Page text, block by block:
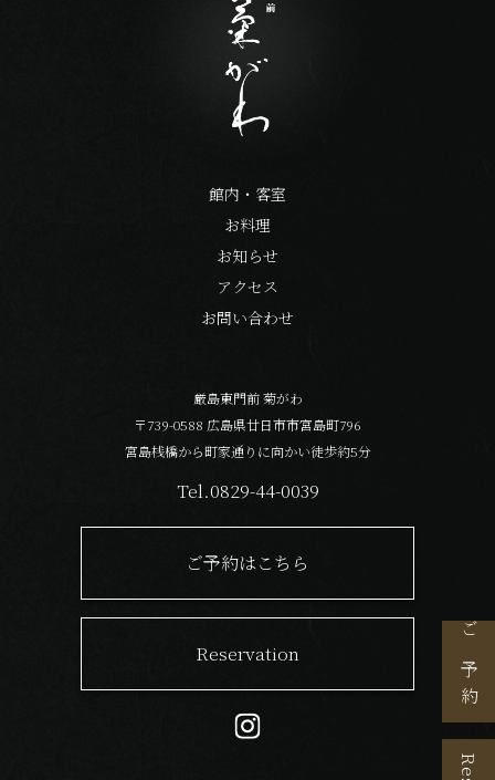
ご予約
館内・客室
お料理
お知らせ
アクセス
お問い合わせ
厳島東門前 菊がわ
〒739-0588 広島県廿日市市宮島町796
宮島桟橋から町家通りに向かい徒歩約5分
Tel.0829-44-0039
ご予約はこちら
Reservation